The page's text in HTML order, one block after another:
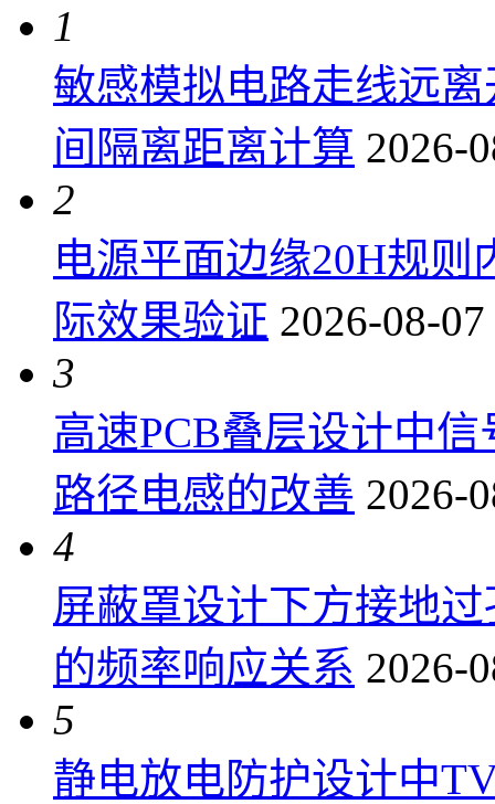
1
敏感模拟电路走线远
间隔离距离计算 2026-
2
电源平面边缘20H规
际效果验证 2026-08-
3
高速PCB叠层设计中
路径电感的改善 2026-
4
屏蔽罩设计下方接地
的频率响应关系 2026-
5
静电放电防护设计中